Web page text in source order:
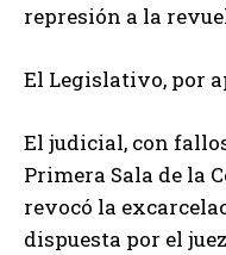
represión a la
El Legislativo, por
El judicial, con
Primera Sala de la
revocó la
dispuesta por el